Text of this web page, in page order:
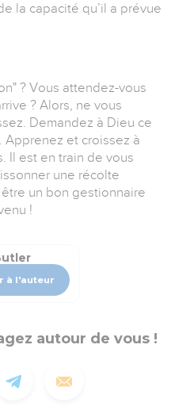
la capacité qu’il a prévue
" ? Vous attendez-vous
? Alors, ne vous
Demandez à Dieu ce
Apprenez et croissez à
Il est en train de vous
une récolte
un bon gestionnaire
!
à l'auteur
autour de vous !